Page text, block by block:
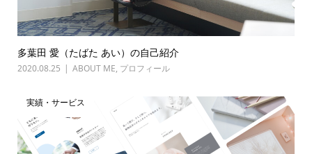
多葉田 愛（たばた あい）の自己紹介
2020.08.25 ABOUT ME, プロフィール
実績・サービス